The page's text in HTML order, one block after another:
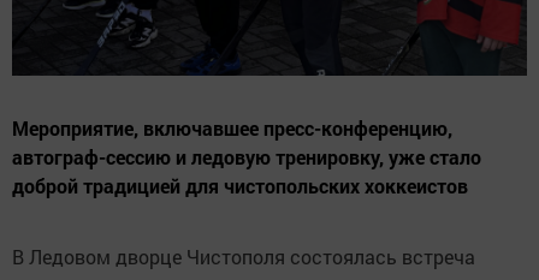
Мероприятие, включавшее пресс-конференцию,
автограф-сессию и ледовую тренировку, уже стало
доброй традицией для чистопольских хоккеистов
В Ледовом дворце Чистополя состоялась встреча